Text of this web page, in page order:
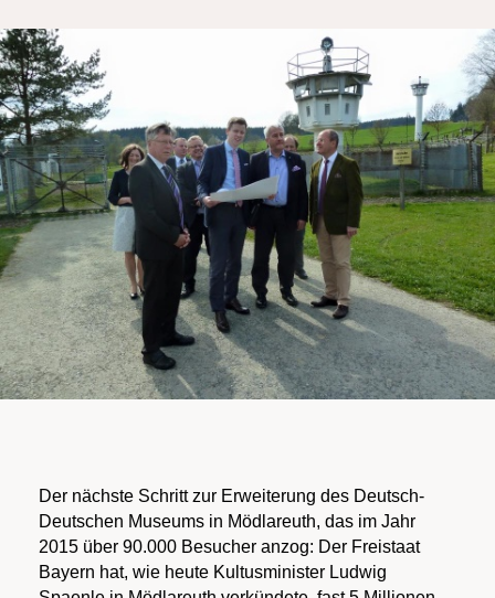
Der nächste Schritt zur Erweiterung des Deutsch-
Deutschen Museums in Mödlareuth, das im Jahr
2015 über 90.000 Besucher anzog: Der Freistaat
Bayern hat, wie heute Kultusminister Ludwig